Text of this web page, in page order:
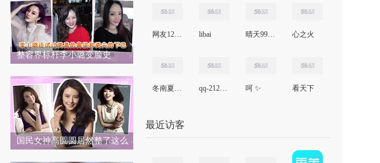
整容界标杆李小璐变脸史
国民女神高圆圆居然整了这么
网友12575642899893043 libai 晴天99168 心之火
冬南夏北任鸟飞 qq-2125559 呵 ✨ 看天下
最近访客